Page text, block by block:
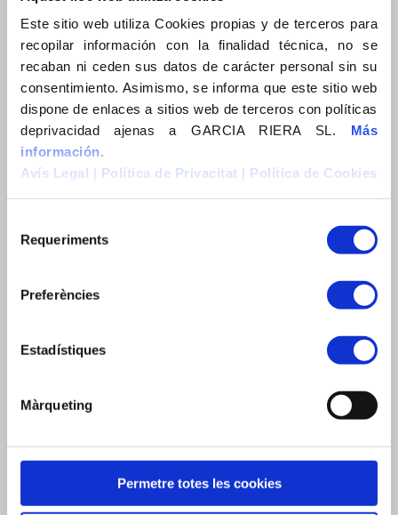
Este sitio web utiliza Cookies propias y de terceros para
recopilar información con la finalidad técnica, no se
recaban ni ceden sus datos de carácter personal sin su
consentimiento. Asimismo, se informa que este sitio web
dispone de enlaces a sitios web de terceros con políticas
deprivacidad ajenas a GARCIA RIERA SL. Más
información.
Avís Legal | Política de Privacitat | Política de Cookies
Requeriments
Preferències
Estadístiques
Màrqueting
Permetre totes les cookies
Actualitat
News
Actualidad
Contacte
Contacto
Contact
CERCA
EXPERIÈNCIA
Equipaments
Patrimoni històric
Turisme i oci